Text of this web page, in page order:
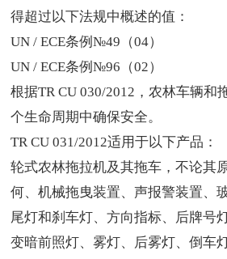
得超过以下法规中概述的值：
UN / ECE条例№49（04）
UN / ECE条例№96（02）
根据TR CU 030/2012，农林车辆和
个生命周期中确保安全。
TR CU 031/2012适用于以下产品：
轮式农林拖拉机及其拖车，不论其
何、机械拖曳装置、声报警装置、
尾灯和刹车灯、方向指标、后牌号
变暗前照灯、雾灯、后雾灯、倒车